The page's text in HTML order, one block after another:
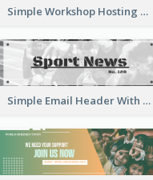
Simple Workshop Hosting Email Header Design
Simple Email Header With Clear Title